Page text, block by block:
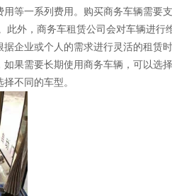
等一系列费用。购买商务车辆需要支
此外，商务车租赁公司会对车辆进行
企业或个人的需求进行灵活的租赁时
果需要长期使用商务车辆，可以选择
不同的车型。